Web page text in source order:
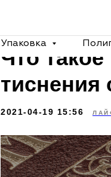
Упаковка
Что
тиснения
2021-04-19 15:56